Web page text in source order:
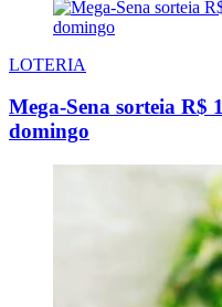
LOTERIA
Mega-Sena sorteia R$
domingo